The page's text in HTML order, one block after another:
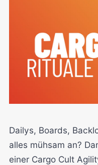
Dailys, Boards,
alles mühsam an?
einer Cargo Cult